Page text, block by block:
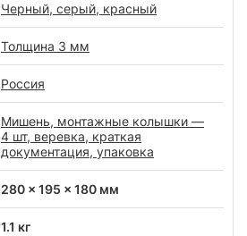
Черный, серый, красный
Толщина 3 мм
Россия
Мишень, монтажные колышки —
4 шт, веревка, краткая
документация, упаковка
280 x 195 x 180 мм
1.1 кг